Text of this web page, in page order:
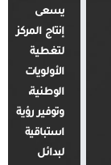
يسعى
إنتاج المركز
لتغطية
الأولويات
الوطنية،
وتوفير رؤية
استباقية
لبدائل